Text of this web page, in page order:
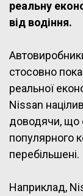
реальну
від водіння.
стосовно
реальної
Nissan
доводячи, що
популярного
перебільшені.
Наприклад,